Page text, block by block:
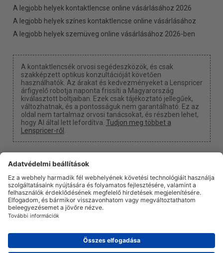
A legjobb helyek kontaktlencse online vásárlásához 2026
A legjobb helyek színes kontaktlencse online vásárlásához
A legjobb helyek szemüveg online vásárlásához 2026-ben
A kontaktlencsék orvosi segédeszközök, és csak
szakképzett optikus konzultációját követően
használhatók. Az árakat és kedvezményeket a Lenspricer
árfigyelő robotja naponta frissíti a Magyarország
kiválasztott boltjaiban. Ezek csak tájékoztató jellegűek,
változhatnak, és a pontosságuk nem garantálható. Ez az
oldal nem tartalmaz orvosi tanácsokat, és részben lehet,
hogy AI által lett lefordítva. Tudjon meg többet a
Lenspricer-ről .
Süti beállítások
Kapunk egy jutalékot, ha a linkjeinken keresztül vásárol
RólunkHírekInformációAdatvédelmi politikaJogi
info@lenspricer.hu